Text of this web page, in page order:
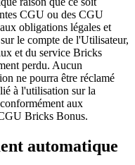
CGU ou des CGU
obligations légales et
le compte de l'Utilisateur,
et du service Bricks
perdu. Aucun
ne pourra être réclamé
à l'utilisation sur la
aux
Bricks Bonus.
automatique